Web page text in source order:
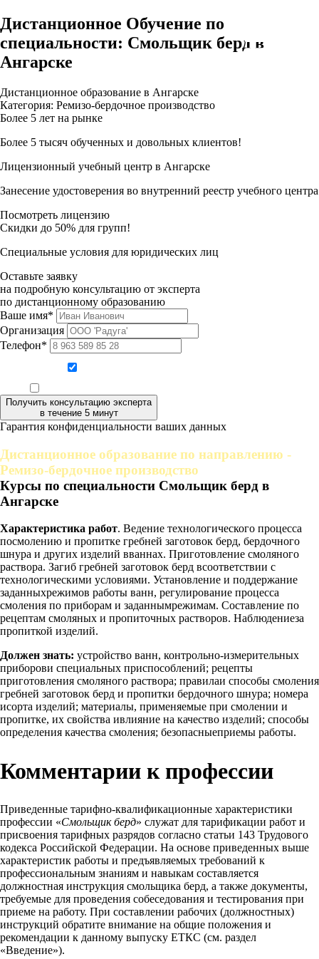
Дистанционное Обучение по
специальности: Смольщик берд в
Ангарске
Дистанционное образование в Ангарске
Категория: Ремизо-бердочное производство
Более 5 лет на рынке
Более 5 тысяч обученных и довольных клиентов!
Лицензионный учебный центр в Ангарске
Занесение удостоверения во внутренний реестр учебного центра
Посмотреть лицензию
Скидки до 50% для групп!
Специальные условия для юридических лиц
Оставьте заявку
на подробную консультацию от эксперта
по дистанционному образованию
Ваше имя*
Организация
Телефон*
Получить консультацию эксперта
в течение 5 минут
Гарантия конфиденциальности ваших данных
Дистанционное образование по направлению -
Ремизо-бердочное производство
Курсы по специальности Смольщик берд в
Ангарске
Характеристика работ. Ведение технологического процесса
посмолению и пропитке гребней заготовок берд, бердочного
шнура и других изделий вваннах. Приготовление смоляного
раствора. Загиб гребней заготовок берд всоответствии с
технологическими условиями. Установление и поддержание
заданныхрежимов работы ванн, регулирование процесса
смоления по приборам и заданнымрежимам. Составление по
рецептам смоляных и пропиточных растворов. Наблюдениеза
пропиткой изделий.
Должен знать: устройство ванн, контрольно-измерительных
приборови специальных приспособлений; рецепты
приготовления смоляного раствора; правилаи способы смоления
гребней заготовок берд и пропитки бердочного шнура; номера
исорта изделий; материалы, применяемые при смолении и
пропитке, их свойства ивлияние на качество изделий; способы
определения качества смоления; безопасныеприемы работы.
Комментарии к профессии
Приведенные тарифно-квалификационные характеристики
профессии «Смольщик берд» служат для тарификации работ и
присвоения тарифных разрядов согласно статьи 143 Трудового
кодекса Российской Федерации. На основе приведенных выше
характеристик работы и предъявляемых требований к
профессиональным знаниям и навыкам составляется
должностная инструкция смольщика берд, а также документы,
требуемые для проведения собеседования и тестирования при
приеме на работу. При составлении рабочих (должностных)
инструкций обратите внимание на общие положения и
рекомендации к данному выпуску ЕТКС (см. раздел
«Введение»).